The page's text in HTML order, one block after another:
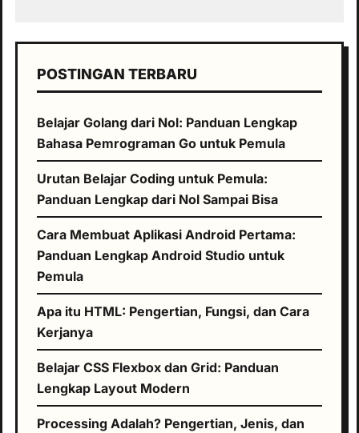
POSTINGAN TERBARU
Belajar Golang dari Nol: Panduan Lengkap
Bahasa Pemrograman Go untuk Pemula
Urutan Belajar Coding untuk Pemula:
Panduan Lengkap dari Nol Sampai Bisa
Cara Membuat Aplikasi Android Pertama:
Panduan Lengkap Android Studio untuk
Pemula
Apa itu HTML: Pengertian, Fungsi, dan Cara
Kerjanya
Belajar CSS Flexbox dan Grid: Panduan
Lengkap Layout Modern
Processing Adalah? Pengertian, Jenis, dan